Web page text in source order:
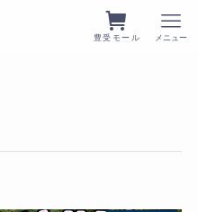
豊受モール メニュー